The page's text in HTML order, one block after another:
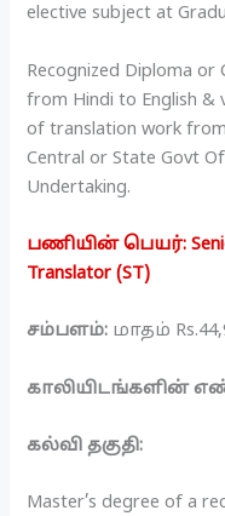
elective subject at
Recognized Diploma
from Hindi to English &
of translation work
Central or State Govt
Undertaking.
பணியின் பெயர்: Senior
Translator (ST)
சம்பளம்: மாதம்
காலியிடங்களின்
கல்வி தகுதி:
Master’s degree of a